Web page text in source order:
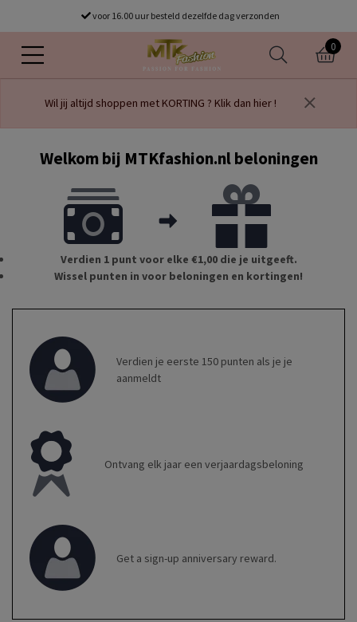
voor 16.00 uur besteld dezelfde dag verzonden
0
Wil jij altijd shoppen met KORTING ? Klik dan hier !
Welkom bij MTKfashion.nl beloningen
Verdien 1 punt voor elke €1,00 die je uitgeeft.
Wissel punten in voor beloningen en kortingen!
Verdien je eerste 150 punten als je je
aanmeldt
Ontvang elk jaar een verjaardagsbeloning
Get a sign-up anniversary reward.